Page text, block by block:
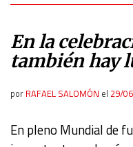
En la
también hay
por RAFAEL SALOMÓN el 29/
En pleno Mundial de